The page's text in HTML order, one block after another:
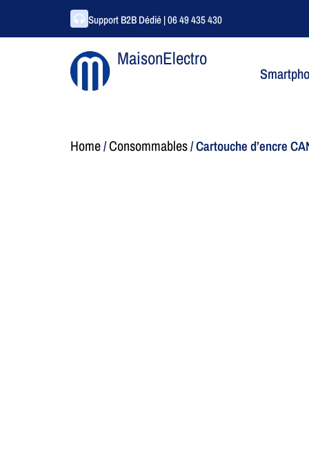
Support B2B Dédié | 06 49 435 430
MaisonElectro
Home/Consommables/ Cartouche d’encre